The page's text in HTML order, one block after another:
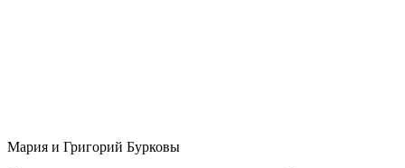
Мария и Григорий Бурковы